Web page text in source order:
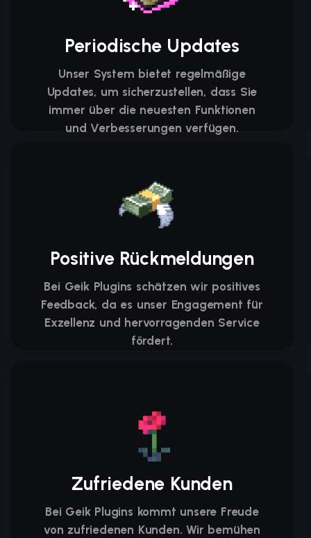
Periodische Updates
Unser System bietet regelmäßige
Updates, um sicherzustellen, dass Sie
immer über die neuesten Funktionen
und Verbesserungen verfügen.
Positive Rückmeldungen
Bei Geik Plugins schätzen wir positives
Feedback, da es unser Engagement für
Exzellenz und hervorragenden Service
fördert.
Zufriedene Kunden
Bei Geik Plugins kommt unsere Freude
von zufriedenen Kunden. Wir bemühen